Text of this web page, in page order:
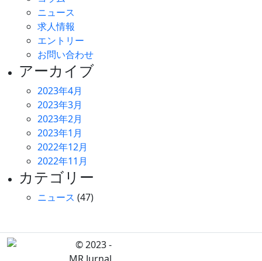
ニュース
求人情報
エントリー
お問い合わせ
アーカイブ
2023年4月
2023年3月
2023年2月
2023年1月
2022年12月
2022年11月
カテゴリー
ニュース (47)
© 2023 -